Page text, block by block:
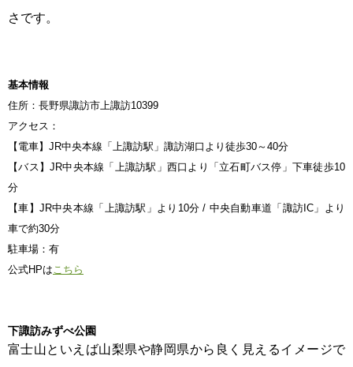
さです。
基本情報
住所：長野県諏訪市上諏訪10399
アクセス：
【電車】JR中央本線「上諏訪駅」諏訪湖口より徒歩30～40分
【バス】JR中央本線「上諏訪駅」西口より「立石町バス停」下車徒歩10
分
【車】JR中央本線「上諏訪駅」より10分 / 中央自動車道「諏訪IC」より
車で約30分
駐車場：有
公式HPはこちら
下諏訪みずべ公園
富士山といえば山梨県や静岡県から良く見えるイメージで